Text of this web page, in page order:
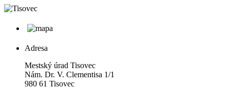
Adresa
Mestský úrad Tisovec
Nám. Dr. V. Clementisa 1/1
980 61 Tisovec